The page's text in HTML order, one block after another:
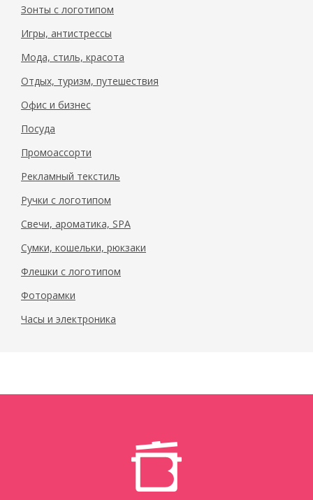
Зонты с логотипом
Игры, антистрессы
Мода, стиль, красота
Отдых, туризм, путешествия
Офис и бизнес
Посуда
Промоассорти
Рекламный текстиль
Ручки с логотипом
Свечи, ароматика, SPA
Сумки, кошельки, рюкзаки
Флешки с логотипом
Фоторамки
Часы и электроника